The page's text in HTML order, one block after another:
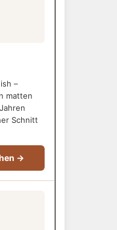
–
matten
Schnitt
→